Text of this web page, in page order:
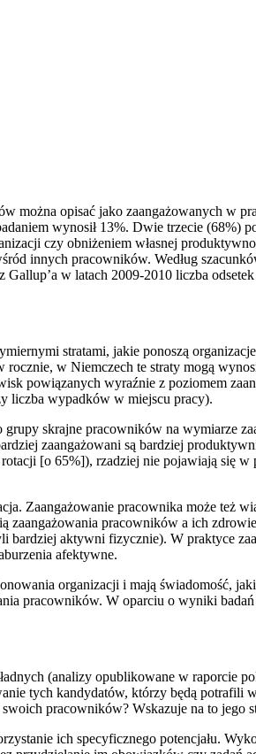
opisać jako zaangażowanych w
wynosił 13%. Dwie trzecie (68%)
czy obniżeniem własnej
innych pracowników. Według
w latach 2009-2010 liczba
stratami, jakie ponoszą
w Niemczech te straty mogą
powiązanych wyraźnie z poziomem
liczba wypadków w miejscu pracy).
skrajne pracowników na wymiarze
zaangażowani są bardziej
[o 65%]), rzadziej nie pojawiają się
Zaangażowanie pracownika może też
pracowników a ich
aktywni fizycznie). W praktyce
afektywne.
organizacji i mają świadomość,
pracowników. W oparciu o wyniki
(analizy opublikowane w raporcie
tych kandydatów, którzy będą potrafili
pracowników? Wskazuje na to jego
ich specyficznego potencjału.